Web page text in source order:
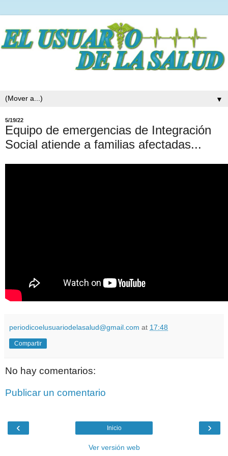
▼
5/19/22
Equipo de emergencias de Integración
Social atiende a familias afectadas...
periodicoelusuariodelasalud@gmail.com at 17:48
Compartir
No hay comentarios:
Publicar un comentario
‹ ›
Inicio
Ver versión web